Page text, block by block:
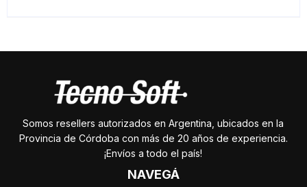
Somos resellers autorizados en Argentina, ubicados en la
Provincia de Córdoba con más de 20 años de experiencia.
¡Envíos a todo el país!
NAVEGÁ